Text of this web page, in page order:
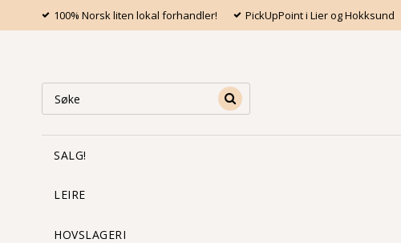
100% Norsk liten lokal forhandler! PickUpPoint i Lier og Hokksund
SALG!
LEIRE
HOVSLAGERI